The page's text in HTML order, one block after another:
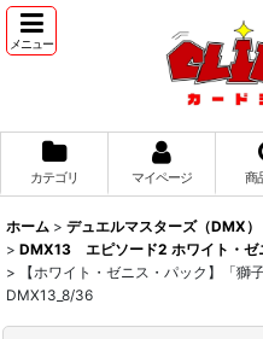
メニュー
カテゴリ マイページ 商
ホーム > デュエルマスターズ（DMX）
> DMX13 エピソード2 ホワイト・ゼ
>
【ホワイト・ゼニス・パック】「獅
DMX13_8/36